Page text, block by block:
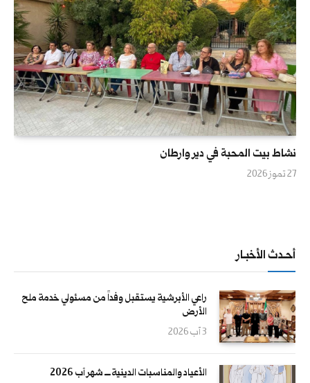
نشاط بيت المحبة في دير وارطان
27 تموز 2026
أحــدث الأخبــار
راعي الأبرشية يستقبل وفداً من مسئولي خدمة ملح
الأرض
3 آب 2026
الأعياد والمناسبات الدينية ــــ شهر آب 2026